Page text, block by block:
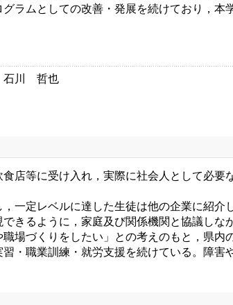
ラムとしての改善・発展を続けており，本
石川 哲也
等に受け入れ，実際に社会人として必要
一定レベルに達した生徒は他の企業に紹介
きるように，家庭及び関係機関と協議しな
場づくりをしたい」との考えのもと，県内
・職業訓練・就労支援を続けている。障害